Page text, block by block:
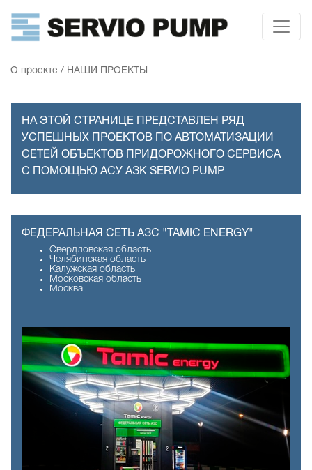
О проекте / НАШИ ПРОЕКТЫ
НА ЭТОЙ СТРАНИЦЕ ПРЕДСТАВЛЕН РЯД
УСПЕШНЫХ ПРОЕКТОВ ПО АВТОМАТИЗАЦИИ
СЕТЕЙ ОБЪЕКТОВ ПРИДОРОЖНОГО СЕРВИСА
С ПОМОЩЬЮ АСУ АЗК SERVIO PUMP
ФЕДЕРАЛЬНАЯ СЕТЬ АЗС "TAMIC ENERGY"
Свердловская область
Челябинская область
Калужская область
Московская область
Москва